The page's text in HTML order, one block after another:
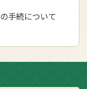
手続について